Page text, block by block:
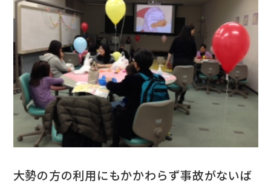
大勢の方の利用にもかかわらず事故がないば